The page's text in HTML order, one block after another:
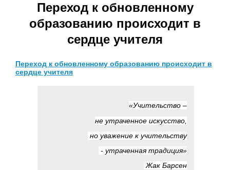
Переход к обновленному
образованию происходит в
сердце учителя
Переход к обновленному образованию происходит в
сердце учителя
«Учительство –
не утраченное искусство,
но уважение к учительству
- утраченная традиция»
Жак Барсен